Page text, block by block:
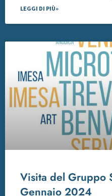
LEGGI DI PIÙ»
Visita del Gruppo
Gennaio 2024